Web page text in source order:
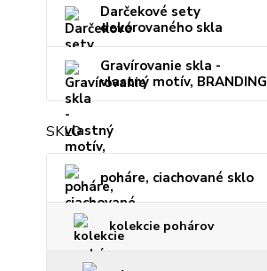
Darčekové sety
dekorovaného skla
Gravírovanie skla -
vlastný motív, BRANDING
SKLO
poháre, ciachované sklo
kolekcie pohárov